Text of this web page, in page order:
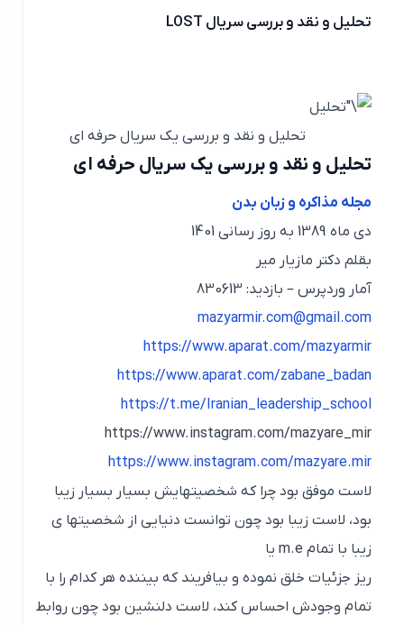
تحلیل و نقد و بررسی سریال LOST
تحلیل و نقد و بررسی یک سریال حرفه ای
تحلیل و نقد و بررسی یک سریال حرفه ای
مجله مذاکره و زبان بدن
دی ماه 1389 به روز رسانی 1401
بقلم دکتر مازیار میر
آمار وردپرس – بازدید: 830613
mazyarmir.com@gmail.com
https://www.aparat.com/mazyarmir
https://www.aparat.com/zabane_badan
https://t.me/Iranian_leadership_school
https://www.instagram.com/mazyare_mir
https://www.instagram.com/mazyare.mir
لاست موفق بود چرا که شخصیتهایش بسیار بسیار زیبا
بود، لاست زیبا بود چون توانست دنیایی از شخصیتها ی
زیبا با تمام m.e یا
ریز جزئیات خلق نموده و بیافریند که بیننده هر کدام را با
تمام وجودش احساس کند، لاست دلنشین بود چون روابط